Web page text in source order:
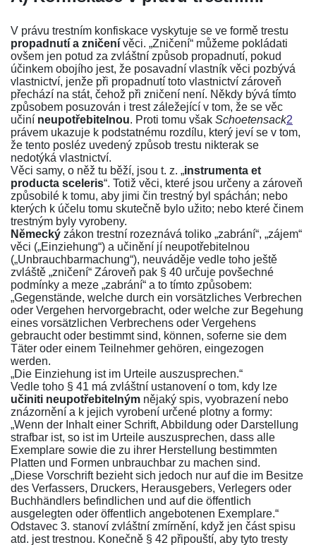
V právu trestním konfiskace vyskytuje se ve formě trestu
propadnutí a zničení věci. „Zničení“ můžeme pokládati
ovšem jen potud za zvláštní způsob propadnutí, pokud
účinkem obojího jest, že posavadní vlastník věci pozbývá
vlastnictví, jenže při propadnutí toto vlastnictví zároveň
přechází na stát, čehož při zničení není. Někdy bývá tímto
způsobem posuzován i trest záležející v tom, že se věc
učiní neupotřebitelnou. Proti tomu však Schoetensack2
právem ukazuje k podstatnému rozdílu, který jeví se v tom,
že tento posléz uvedený způsob trestu nikterak se
nedotýká vlastnictví.
Věci samy, o něž tu běží, jsou t. z. „instrumenta et
producta sceleris“. Totiž věci, které jsou určeny a zároveň
způsobilé k tomu, aby jimi čin trestný byl spáchán; nebo
kterých k účelu tomu skutečně bylo užito; nebo které činem
trestným byly vyrobeny.
Německý zákon trestní rozeznává toliko „zabrání“, „zájem“
věci („Einziehung“) a učinění jí neupotřebitelnou
(„Unbrauchbarmachung“), neuváděje vedle toho ještě
zvláště „zničení“ Zároveň pak § 40 určuje povšechné
podmínky a meze „zabrání“ a to tímto způsobem:
„Gegenstände, welche durch ein vorsätzliches Verbrechen
oder Vergehen hervorgebracht, oder welche zur Begehung
eines vorsätzlichen Verbrechens oder Vergehens
gebraucht oder bestimmt sind, können, soferne sie dem
Täter oder einem Teilnehmer gehören, eingezogen
werden.
„Die Einziehung ist im Urteile auszusprechen.“
Vedle toho § 41 má zvláštní ustanovení o tom, kdy lze
učiniti neupotřebitelným nějaký spis, vyobrazení nebo
znázornění a k jejich vyrobení určené plotny a formy:
„Wenn der Inhalt einer Schrift, Abbildung oder Darstellung
strafbar ist, so ist im Urteile auszusprechen, dass alle
Exemplare sowie die zu ihrer Herstellung bestimmten
Platten und Formen unbrauchbar zu machen sind.
„Diese Vorschrift bezieht sich jedoch nur auf die im Besitze
des Verfassers, Druckers, Herausgebers, Verlegers oder
Buchhändlers befindlichen und auf die öffentlich
ausgelegten oder öffentlich angebotenen Exemplare.“
Odstavec 3. stanoví zvláštní zmírnění, když jen část spisu
atd. jest trestnou. Konečně § 42 připouští, aby tyto tresty